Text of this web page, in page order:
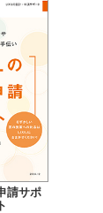
請サポ